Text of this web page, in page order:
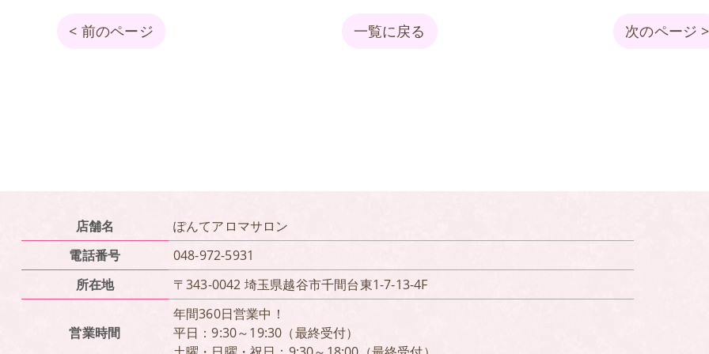
< 前のページ 一覧に戻る 次のページ >
店舗名
ぽんてアロマサロン
電話番号
048-972-5931
所在地
〒343-0042 埼玉県越谷市千間台東1-7-13-4F
営業時間
年間360日営業中！
平日：9:30～19:30（最終受付）